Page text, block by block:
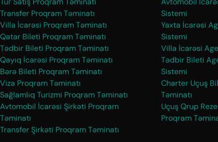
Transfer Proqram Təminatı
Villa İcarəsi Proqram Təminatı
Qatar Bileti Proqram Təminatı
Tədbir Bileti Proqram Təminatı
Qayıq İcarəsi Proqram Təminatı
Bərə Bileti Proqram Təminatı
Viza Proqram Təminatı
Sağlamlıq Turizmi Proqram Təminatı
Avtomobil İcarəsi Şirkəti Proqram
Təminatı
Transfer Şirkəti Proqram Təminatı
Sistemi
Yaxta İcarəsi
Sistemi
Villa İcarəsi
Tədbir Bileti
Sistemi
Charter Uçuş
Təminatı
Uçuş Qrup
Proqram